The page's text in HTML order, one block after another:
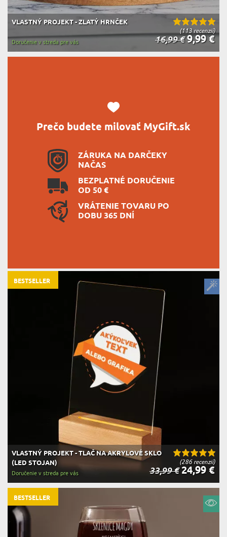
(113 recenzií)
VLASTNÝ PROJEKT - ZLATÝ HRNČEK
16,99 €9,99 €
Doručenie v streda pre vás
Prečo budete milovať MyGift.sk
ZÁRUKA NA DARČEKY
NAČAS
BEZPLATNÉ DORUČENIE
OD 50 €
VRÁTENIE TOVARU PO
DOBU 365 DNÍ
(286 recenzií)
VLASTNÝ PROJEKT - TLAČ NA AKRYLOVÉ SKLO
(LED STOJAN)
33,99 €24,99 €
Doručenie v streda pre vás
BESTSELLER
BESTSELLER